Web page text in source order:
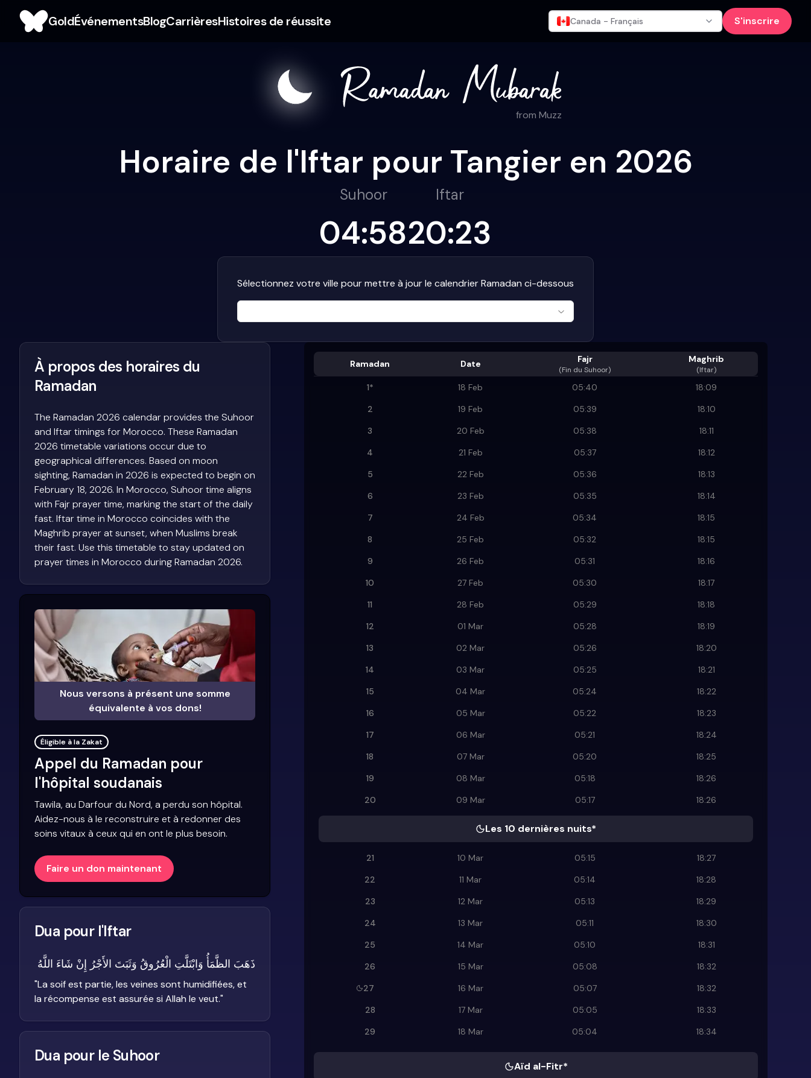
GoldÉvénementsBlogCarrièresHistoires de réussite Canada - Français S'inscrire
from Muzz
Horaire de l'Iftar pour Tangier en 2026
Suhoor
04:58
Iftar
20:23
Sélectionnez votre ville pour mettre à jour le calendrier Ramadan ci-dessous
Ramadan Date Fajr
(Fin du Suhoor)
Maghrib
(Iftar)
1* 18 Feb 05:40
18:09
2
19 Feb 05:39
18:10
3
20 Feb 05:38
18:11
4
21 Feb 05:37
18:12
5
22 Feb 05:36
18:13
6
23 Feb 05:35
18:14
7
24 Feb 05:34
18:15
8
25 Feb 05:32
18:15
9
26 Feb 05:31
18:16
10
27 Feb 05:30
18:17
11
28 Feb 05:29
18:18
12
01 Mar 05:28
18:19
13
02 Mar 05:26
18:20
14
03 Mar 05:25
18:21
15
04 Mar 05:24
18:22
16
05 Mar 05:22
18:23
17
06 Mar 05:21
18:24
18
07 Mar 05:20
18:25
19
08 Mar 05:18
18:26
20
09 Mar 05:17 18:26
Les 10 dernières nuits*
21 10 Mar 05:15
18:27
22
11 Mar 05:14
18:28
23
12 Mar 05:13
18:29
24
13 Mar 05:11
18:30
25
14 Mar 05:10
18:31
26
15 Mar 05:08
18:32
27
16 Mar 05:07
18:32
28
17 Mar 05:05
18:33
29
18 Mar 05:04 18:34
Aïd al-Fitr*
À propos des horaires du
Ramadan
The Ramadan 2026 calendar provides the Suhoor
and Iftar timings for Morocco. These Ramadan
2026 timetable variations occur due to
geographical differences. Based on moon
sighting, Ramadan in 2026 is expected to begin on
February 18, 2026. In Morocco, Suhoor time aligns
with Fajr prayer time, marking the start of the daily
fast. Iftar time in Morocco coincides with the
Maghrib prayer at sunset, when Muslims break
their fast. Use this timetable to stay updated on
prayer times in Morocco during Ramadan 2026.
Nous versons à présent une somme
équivalente à vos dons!
Éligible à la Zakat
Appel du Ramadan pour
l'hôpital soudanais
Tawila, au Darfour du Nord, a perdu son hôpital.
Aidez-nous à le reconstruire et à redonner des
soins vitaux à ceux qui en ont le plus besoin.
Faire un don maintenant
Dua pour l'Iftar
ذَهَبَ الظَّمَأُ وَابْتَلَّتِ الْعُرُوقُ وَثَبَتَ الأَجْرُ إِنْ شَاءَ اللَّهُ
"La soif est partie, les veines sont humidifiées, et
la récompense est assurée si Allah le veut."
Dua pour le Suhoor